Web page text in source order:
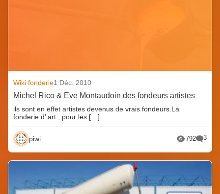
Wiki fonderie1 Déc. 2010
Michel Rico & Eve Montaudoin des fondeurs artistes
ils sont en effet artistes devenus de vrais fondeurs.La
fonderie d’ art , pour les […]
piwi 792 3